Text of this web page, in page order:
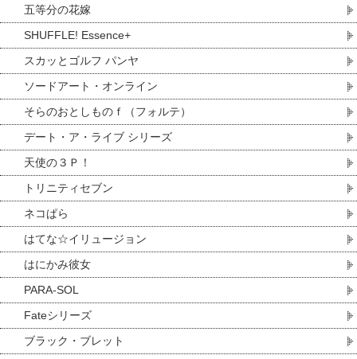
五等分の花嫁
SHUFFLE! Essence+
スカッとゴルフ パンヤ
ソードアート・オンライン
そらのおとしものｆ（フォルテ）
デート・ア・ライブ シリーズ
天使の３Ｐ！
トリニティセブン
ネコぱら
はてな☆イリュージョン
はにかみ彼女
PARA-SOL
Fateシリーズ
ブラック・ブレット